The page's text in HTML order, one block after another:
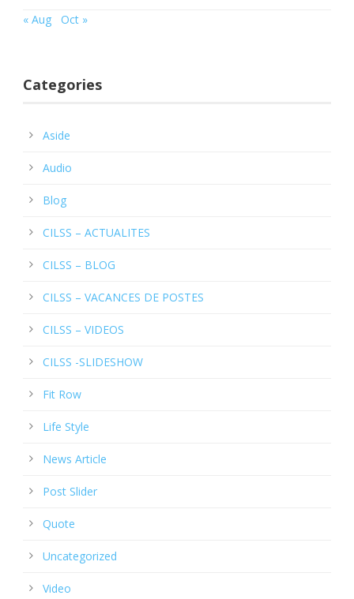
« Aug
Oct »
Categories
Aside
Audio
Blog
CILSS – ACTUALITES
CILSS – BLOG
CILSS – VACANCES DE POSTES
CILSS – VIDEOS
CILSS -SLIDESHOW
Fit Row
Life Style
News Article
Post Slider
Quote
Uncategorized
Video